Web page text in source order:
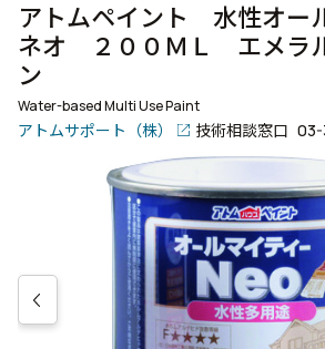
アトムペイント 水性オー
ネオ ２００ＭＬ エメラ
ン
Water-based Multi Use Paint
アトムサポート（株） 技術相談窓口